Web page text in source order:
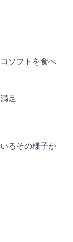
ソフトを食べ
足
るその様子が